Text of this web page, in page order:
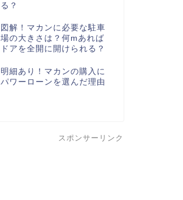
る？
図解！マカンに必要な駐車
場の大きさは？何mあれば
ドアを全開に開けられる？
明細あり！マカンの購入に
パワーローンを選んだ理由
スポンサーリンク